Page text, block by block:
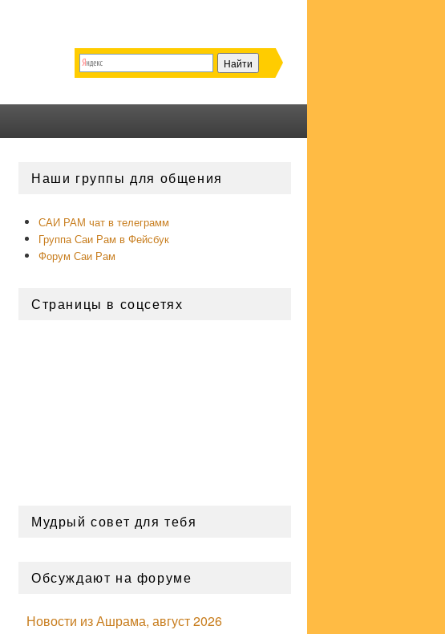
основной
Наши группы для общения
САИ РАМ чат в телеграмм
Группа Саи Рам в Фейсбук
Форум Саи Рам
Страницы в соцсетях
Мудрый совет для тебя
Обсуждают на форуме
Новости из Ашрама, август 2026